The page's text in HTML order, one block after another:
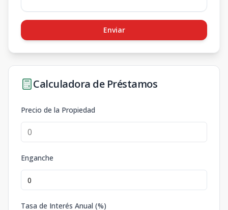
Enviar
Calculadora de Préstamos
Precio de la Propiedad
Enganche
Tasa de Interés Anual (%)